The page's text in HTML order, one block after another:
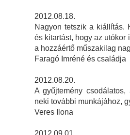
2012.08.18.
Nagyon tetszik a kiállítás.
és kitartást, hogy az
a hozzáértő műszakilag
Faragó Imréné és családja
2012.08.20.
A gyűjtemény
neki további munkájához,
Veres Ilona